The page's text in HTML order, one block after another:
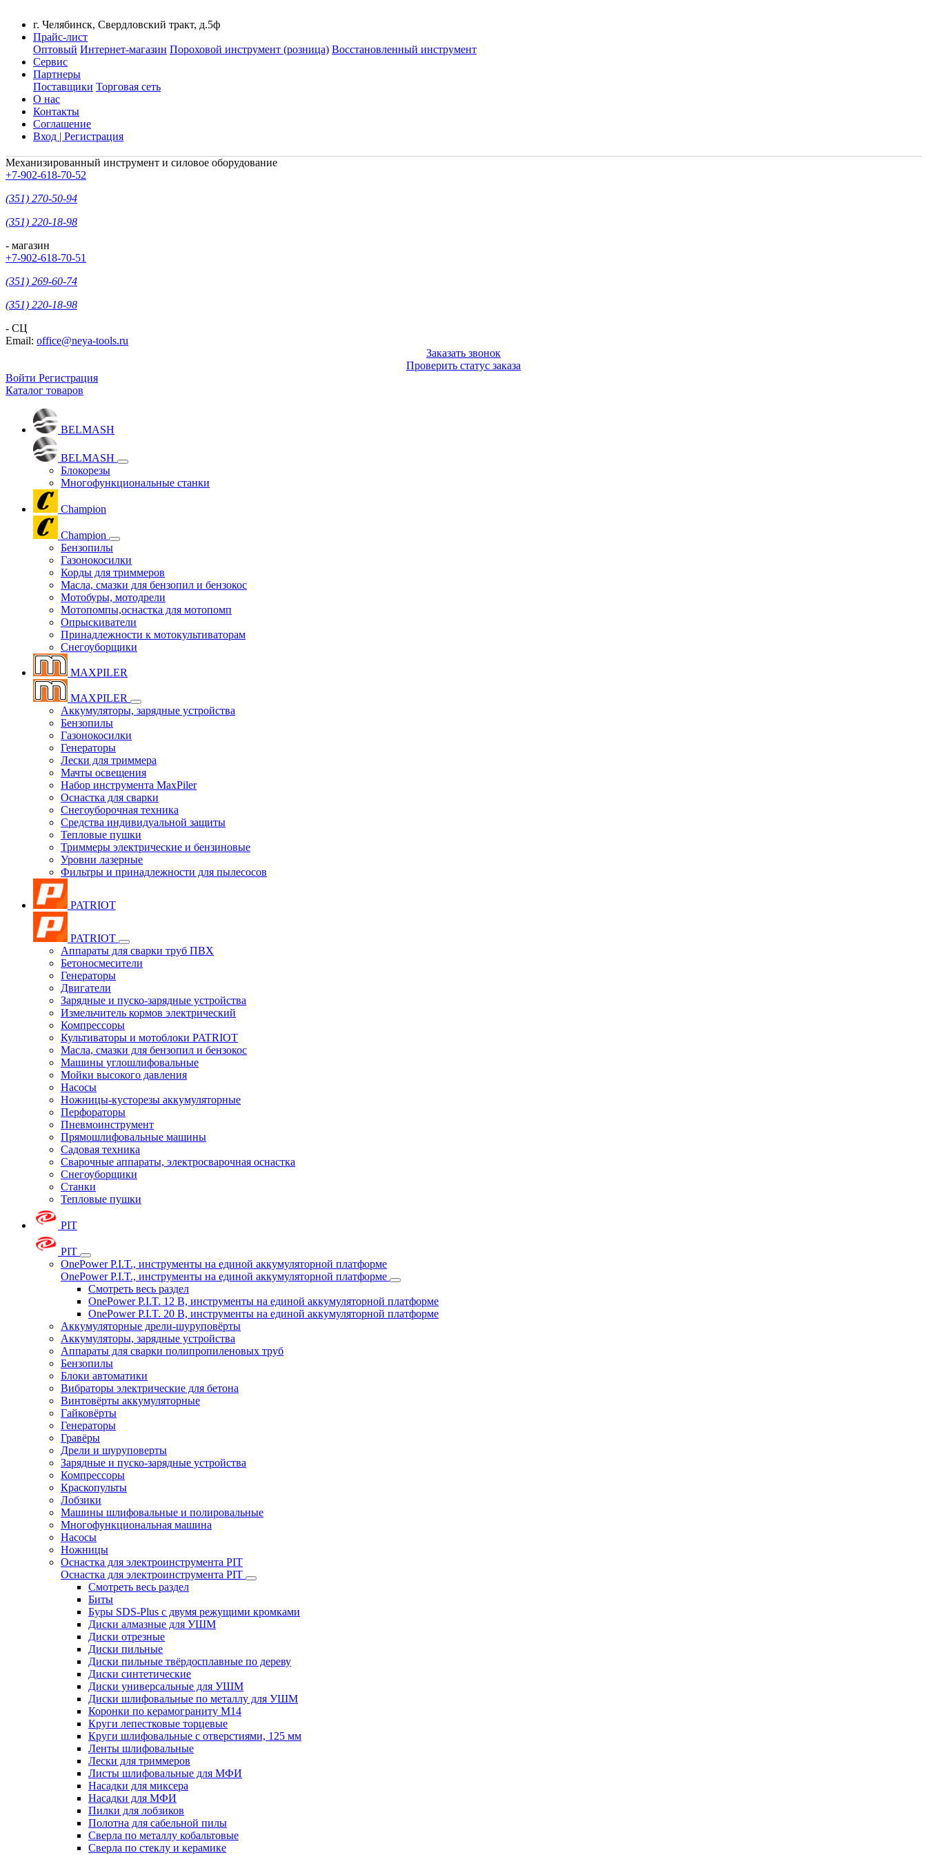
г. Челябинск, Свердловский тракт, д.5ф
Прайс-лист
Оптовый Интернет-магазин Пороховой инструмент (розница) Восстановленный инструмент
Сервис
Партнеры
Поставщики Торговая сеть
О нас
Контакты
Соглашение
Вход | Регистрация
Механизированный инструмент и силовое оборудование
+7-902-618-70-52
(351) 270-50-94
(351) 220-18-98
- магазин
+7-902-618-70-51
(351) 269-60-74
(351) 220-18-98
- СЦ
Email: office@neya-tools.ru
Заказать звонок
Проверить статус заказа
Войти Регистрация
Каталог товаров
BELMASH
BELMASH
Блокорезы
Многофункциональные станки
Champion
Champion
Бензопилы
Газонокосилки
Корды для триммеров
Масла, смазки для бензопил и бензокос
Мотобуры, мотодрели
Мотопомпы,оснастка для мотопомп
Опрыскиватели
Принадлежности к мотокультиваторам
Снегоуборщики
MAXPILER
MAXPILER
Аккумуляторы, зарядные устройства
Бензопилы
Газонокосилки
Генераторы
Лески для триммера
Мачты освещения
Набор инструмента MaxPiler
Оснастка для сварки
Снегоуборочная техника
Средства индивидуальной защиты
Тепловые пушки
Триммеры электрические и бензиновые
Уровни лазерные
Фильтры и принадлежности для пылесосов
PATRIOT
PATRIOT
Аппараты для сварки труб ПВХ
Бетоносмесители
Генераторы
Двигатели
Зарядные и пуско-зарядные устройства
Измельчитель кормов электрический
Компрессоры
Культиваторы и мотоблоки PATRIOT
Масла, смазки для бензопил и бензокос
Машины углошлифовальные
Мойки высокого давления
Насосы
Ножницы-кусторезы аккумуляторные
Перфораторы
Пневмоинструмент
Прямошлифовальные машины
Садовая техника
Сварочные аппараты, электросварочная оснастка
Снегоуборщики
Станки
Тепловые пушки
PIT
PIT
OnePower P.I.T., инструменты на единой аккумуляторной платформе
OnePower P.I.T., инструменты на единой аккумуляторной платформе
Смотреть весь раздел
OnePower P.I.T. 12 В, инструменты на единой аккумуляторной платформе
OnePower P.I.T. 20 В, инструменты на единой аккумуляторной платформе
Аккумуляторные дрели-шуруповёрты
Аккумуляторы, зарядные устройства
Аппараты для сварки полипропиленовых труб
Бензопилы
Блоки автоматики
Вибраторы электрические для бетона
Винтовёрты аккумуляторные
Гайковёрты
Генераторы
Гравёры
Дрели и шуруповерты
Зарядные и пуско-зарядные устройства
Компрессоры
Краскопульты
Лобзики
Машины шлифовальные и полировальные
Многофункциональная машина
Насосы
Ножницы
Оснастка для электроинструмента PIT
Оснастка для электроинструмента PIT
Смотреть весь раздел
Биты
Буры SDS-Plus c двумя режущими кромками
Диски алмазные для УШМ
Диски отрезные
Диски пильные
Диски пильные твёрдосплавные по дереву
Диски синтетические
Диски универсальные для УШМ
Диски шлифовальные по металлу для УШМ
Коронки по керамограниту M14
Круги лепестковые торцевые
Круги шлифовальные с отверстиями, 125 мм
Ленты шлифовальные
Лески для триммеров
Листы шлифовальные для МФИ
Насадки для миксера
Насадки для МФИ
Пилки для лобзиков
Полотна для сабельной пилы
Сверла по металлу кобальтовые
Сверла по стеклу и керамике